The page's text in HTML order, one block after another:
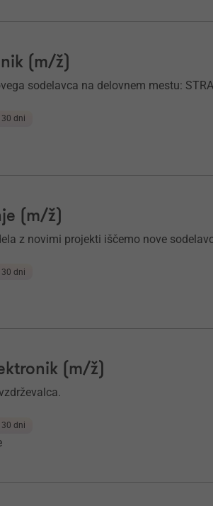
(m/ž)
sodelavca na delovnem mestu:
30 dni
(m/ž)
z novimi projekti iščemo nove
30 dni
(m/ž)
30 dni